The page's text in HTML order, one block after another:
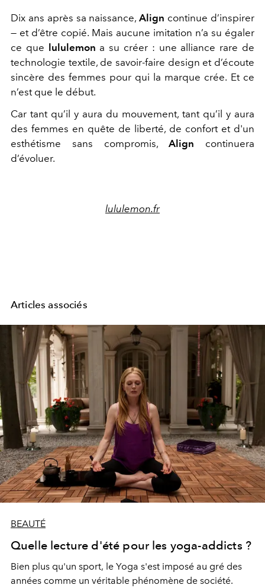
Dix ans après sa naissance,Align continue d’inspirer
— et d’être copié. Mais aucune imitation n’a su égaler
ce que
lululemon a su créer : une alliance rare de
technologie textile, de savoir-faire design et d’écoute
sincère des femmes pour qui la marque crée. Et ce
n’est que le début.
Car tant qu’il y aura du mouvement, tant qu’il y aura
des femmes en quête de liberté, de confort et d'un
esthétisme sans compromis,Align continuera
d’évoluer.
lululemon.fr
Articles associés
BEAUTÉ
Quelle lecture d'été pour les yoga-addicts ?
Bien plus qu'un sport, le Yoga s'est imposé au gré des
années comme un véritable phénomène de société.